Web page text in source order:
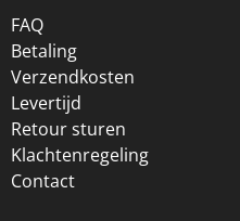
FAQ
Betaling
Verzendkosten
Levertijd
Retour sturen
Klachtenregeling
Contact